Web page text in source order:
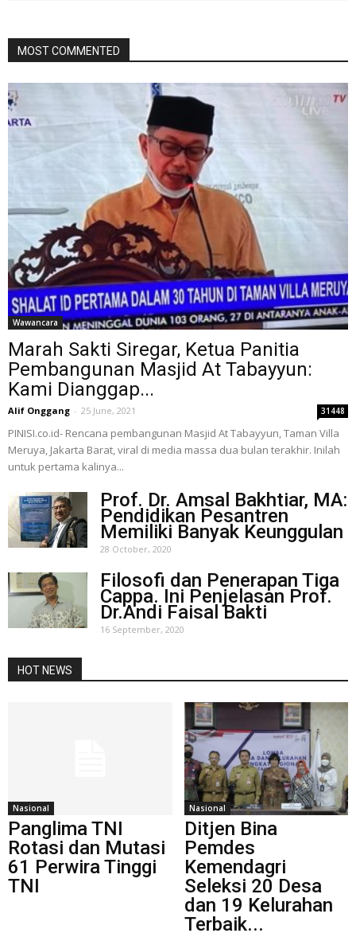
MOST COMMENTED
Wawancara
Marah Sakti Siregar, Ketua Panitia
Pembangunan Masjid At Tabayyun:
Kami Dianggap...
Alif Onggang - 25 June, 2021 31448
PINISI.co.id- Rencana pembangunan Masjid At Tabayyun, Taman Villa
Meruya, Jakarta Barat, viral di media massa dua bulan terakhir. Inilah
untuk pertama kalinya...
Prof. Dr. Amsal Bakhtiar, MA:
Pendidikan Pesantren
Memiliki Banyak Keunggulan
28 October, 2020
Filosofi dan Penerapan Tiga
Cappa. Ini Penjelasan Prof.
Dr.Andi Faisal Bakti
16 September, 2020
HOT NEWS
Nasional
Panglima TNI
Rotasi dan Mutasi
61 Perwira Tinggi
TNI
Nasional
Ditjen Bina
Pemdes
Kemendagri
Seleksi 20 Desa
dan 19 Kelurahan
Terbaik...